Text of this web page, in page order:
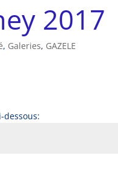
2017
, Galeries, GAZELE
dessous: